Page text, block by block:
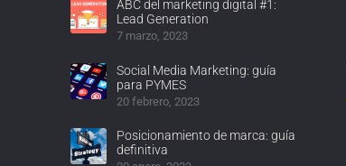
ABC del marketing digital #1:
Lead Generation
7 marzo, 2023
Social Media Marketing: guía
para PYMES
20 febrero, 2023
Posicionamiento de marca: guía
definitiva